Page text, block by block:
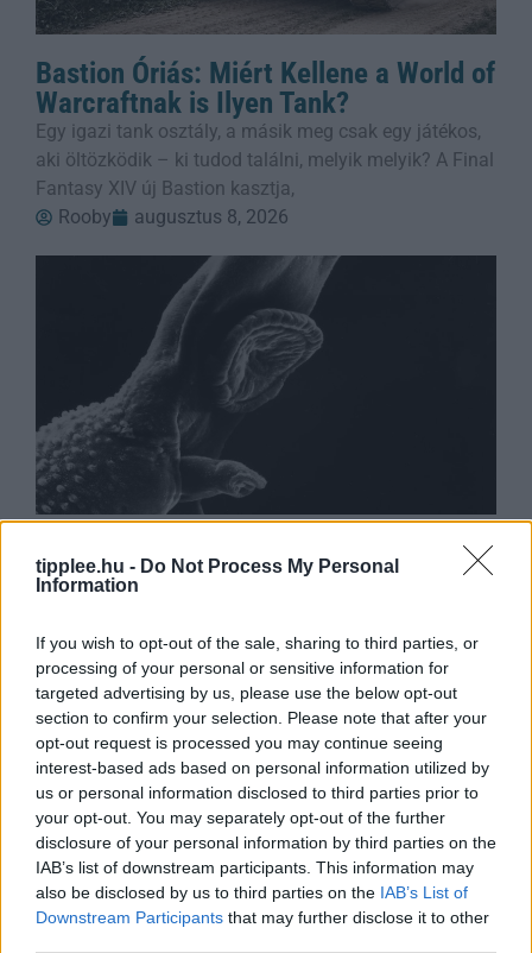
tipplee.hu - Do Not Process My Personal
Information
If you wish to opt-out of the sale, sharing to third parties, or
processing of your personal or sensitive information for
targeted advertising by us, please use the below opt-out
section to confirm your selection. Please note that after your
opt-out request is processed you may continue seeing
interest-based ads based on personal information utilized by
us or personal information disclosed to third parties prior to
your opt-out. You may separately opt-out of the further
disclosure of your personal information by third parties on the
IAB’s list of downstream participants. This information may
also be disclosed by us to third parties on the IAB’s List of
Downstream Participants that may further disclose it to other
Bastion Óriás: Miért Kellene a World of
Warcraftnak is Ilyen Tank?
Egy igazi tank osztály, a másik meg csak egy játékos,
aki öltözködik – ki tudod találni, melyik melyik? A Final
Fantasy XIV új Bastion kasztja,
Rooby
augusztus 8, 2026
A Parazita Ami Felforgatja Az
Éttermek Menüjét
levette étlapjáról a friss zöldségeket, miközben a
fertőzés több száz embert érinthet. Az Egyesült
Államokban tomboló parazita-fertőzés
Rooby
augusztus 8, 2026